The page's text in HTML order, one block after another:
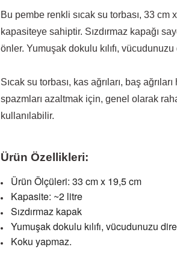
Bu pembe renkli sıcak su torbası, 33
kapasiteye sahiptir. Sızdırmaz kapağı
önler. Yumuşak dokulu kılıfı,
Sıcak su torbası, kas ağrıları, baş
spazmları azaltmak için, genel olarak
kullanılabilir.
Ürün Özellikleri:
Ürün Ölçüleri: 33 cm x 19,5 cm
Kapasite: ~2 litre
Sızdırmaz kapak
Yumuşak dokulu kılıfı, vücudunuzu
Koku yapmaz.